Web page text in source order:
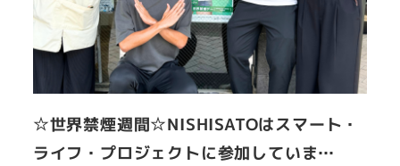
☆世界禁煙週間☆NISHISATOはスマート・
ライフ・プロジェクトに参加していま…